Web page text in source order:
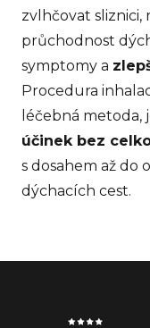
zvlhčovat
průchodnost
symptomy a
Procedura
léčebná metoda,
účinek bez
s dosahem až do
dýchacích cest.